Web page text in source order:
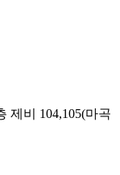
제비 104,105(마곡